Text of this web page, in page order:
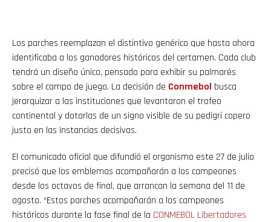
Los parches reemplazan el distintivo genérico que hasta ahora
identificaba a los ganadores históricos del certamen. Cada club
tendrá un diseño único, pensado para exhibir su palmarés
sobre el campo de juego. La decisión de Conmebol busca
jerarquizar a las instituciones que levantaron el trofeo
continental y dotarlas de un signo visible de su pedigrí copero
justo en las instancias decisivas.
El comunicado oficial que difundió el organismo este 27 de julio
precisó que los emblemas acompañarán a los campeones
desde los octavos de final, que arrancan la semana del 11 de
agosto. “Estos parches acompañarán a los campeones
históricos durante la fase final de la CONMEBOL Libertadores